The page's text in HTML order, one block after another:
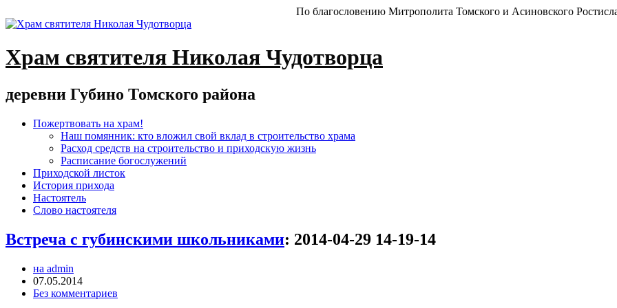
По благословению Митрополита Томского и Асиновского
Храм святителя Николая Чудотворца
деревни Губино Томского района
Пожертвовать на храм!
Наш помянник: кто вложил свой вклад в строительство храма
Расход средств на строительство и приходскую жизнь
Расписание богослужений
Приходской листок
История прихода
Настоятель
Слово настоятеля
Встреча с губинскими школьниками: 2014-04-29 14-19-14
на admin
07.05.2014
Без комментариев